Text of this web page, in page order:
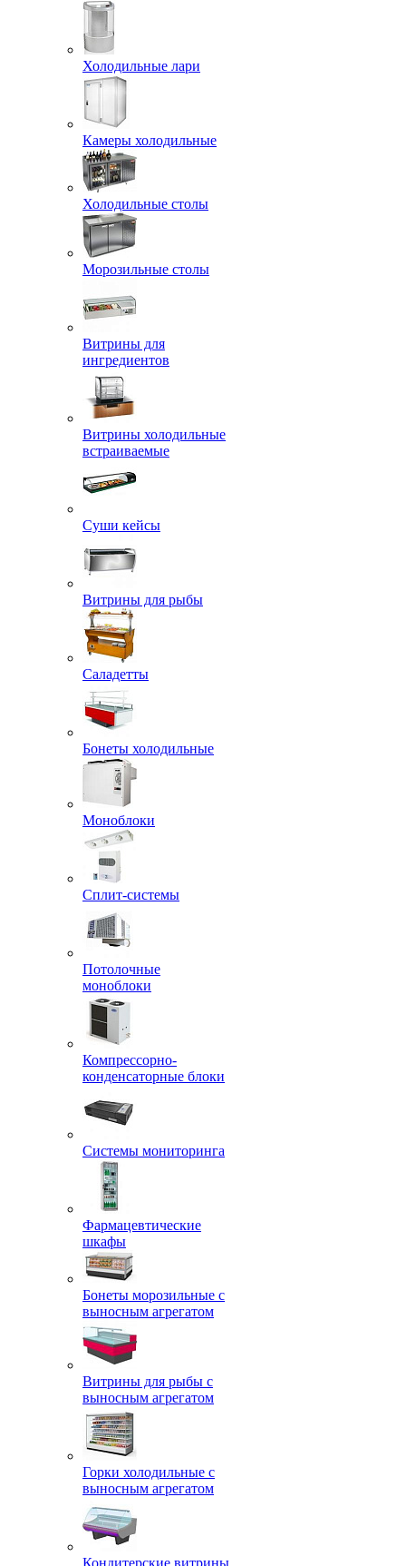
Холодильные лари
Камеры холодильные
Холодильные столы
Морозильные столы
Витрины для
ингредиентов
Витрины холодильные
встраиваемые
Суши кейсы
Витрины для рыбы
Саладетты
Бонеты холодильные
Моноблоки
Сплит-системы
Потолочные
моноблоки
Компрессорно-
конденсаторные блоки
Системы мониторинга
Фармацевтические
шкафы
Бонеты морозильные с
выносным агрегатом
Витрины для рыбы с
выносным агрегатом
Горки холодильные с
выносным агрегатом
Кондитерские витрины